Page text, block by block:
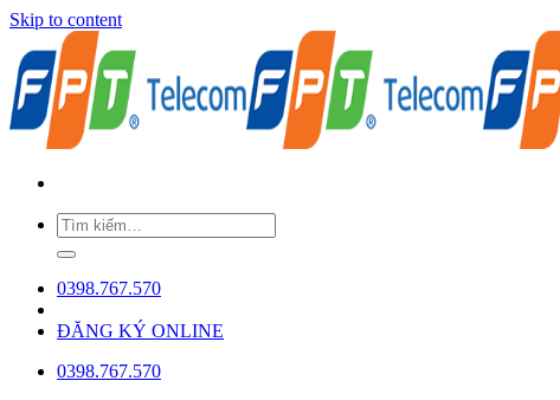
Skip to content
0398.767.570
ĐĂNG KÝ ONLINE
0398.767.570